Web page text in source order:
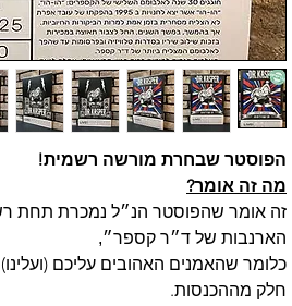
הפוסטר שבחרת מורשה רשמית!
מה זה אומר?
זה אומר שהפוסטר הנ״ל נמכרת תחת
הארנבות של ד״ר קספר״,
כלומר שהאמנים האהובים עליכם
חלק מההכנסות.